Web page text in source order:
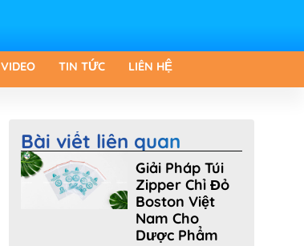
VIDEO TIN TỨC LIÊN HỆ
Bài viết liên quan
Giải Pháp Túi
Zipper Chỉ Đỏ
Boston Việt
Nam Cho
Dược Phẩm